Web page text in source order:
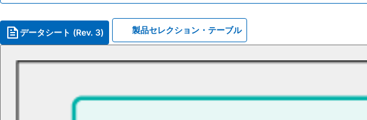
データシート (Rev. 3) 製品セレクション・テーブル